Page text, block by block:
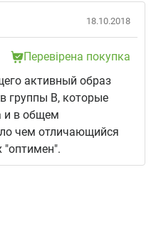
18.10.2018
Перевірена покупка
активный образ
группы B, которые
и в общем
чем отличающийся
"оптимен".